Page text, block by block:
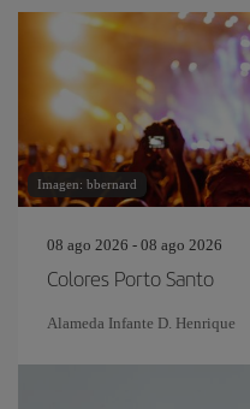
Imagen: bbernard
08 ago 2026 - 08 ago 2026
Colores Porto Santo
Alameda Infante D. Henrique